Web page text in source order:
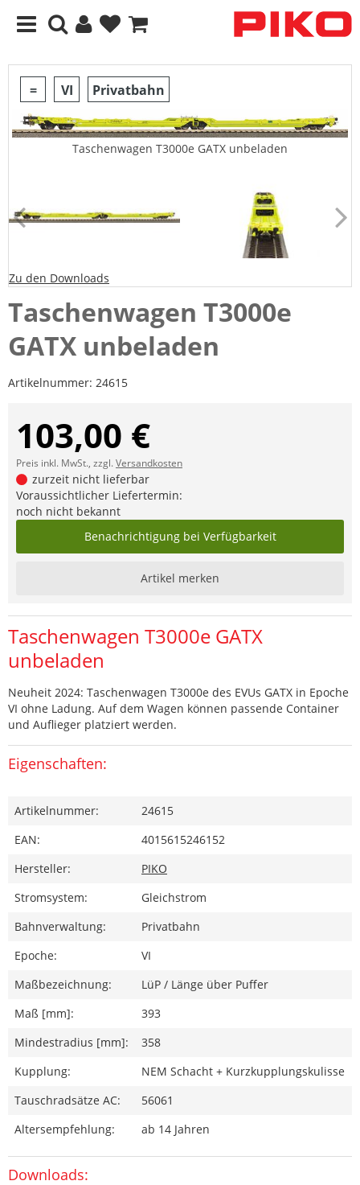
= VI Privatbahn
Taschenwagen T3000e GATX unbeladen
Zu den Downloads
Taschenwagen T3000e
GATX unbeladen
Artikelnummer: 24615
103,00 €
Preis inkl. MwSt., zzgl.Versandkosten
zurzeit nicht lieferbar
Voraussichtlicher Liefertermin:
noch nicht bekannt
Benachrichtigung bei Verfügbarkeit
Artikel merken
Taschenwagen T3000e GATX
unbeladen
Neuheit 2024: Taschenwagen T3000e des EVUs GATX in Epoche
VI ohne Ladung. Auf dem Wagen können passende Container
und Auflieger platziert werden.
Eigenschaften:
Artikelnummer:
24615
EAN:
4015615246152
Hersteller:
PIKO
Stromsystem:
Gleichstrom
Bahnverwaltung:
Privatbahn
Epoche:
VI
Maßbezeichnung:
LüP / Länge über Puffer
Maß [mm]:
393
Mindestradius [mm]:
358
Kupplung:
NEM Schacht + Kurzkupplungskulisse
Tauschradsätze AC:
56061
Altersempfehlung:
ab 14 Jahren
Downloads: